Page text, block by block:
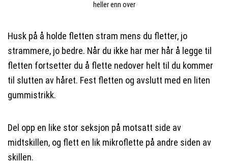
heller enn over
Husk på å holde fletten stram mens du fletter, jo
strammere, jo bedre. Når du ikke har mer hår å legge til
fletten fortsetter du å flette nedover helt til du kommer
til slutten av håret. Fest fletten og avslutt med en liten
gummistrikk.
Del opp en like stor seksjon på motsatt side av
midtskillen, og flett en lik mikroflette på andre siden av
skillen.